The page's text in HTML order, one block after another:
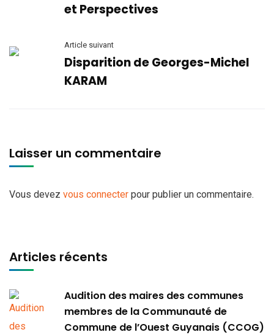
et Perspectives
Article suivant
Disparition de Georges-Michel
KARAM
Laisser un commentaire
Vous devez vous connecter pour publier un commentaire.
Articles récents
Audition des maires des communes
membres de la Communauté de
Commune de l’Ouest Guyanais (CCOG)